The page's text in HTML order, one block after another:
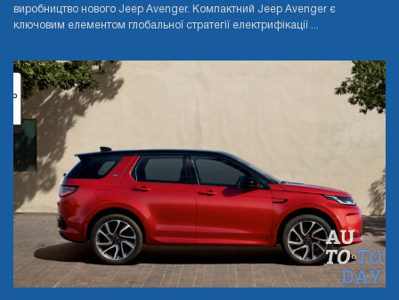
виробництво нового Jeep Avenger. Компактний Jeep Avenger є
ключовим елементом глобальної стратегії електрифікації ...